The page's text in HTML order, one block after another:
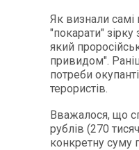
Як визнали самі
"покарати"
який
привидом".
потреби
терористів.
Вважалося, що
рублів (270
конкретну суму